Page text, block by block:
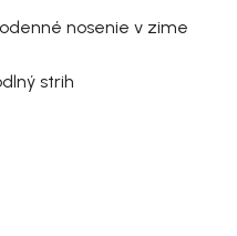
nosenie v zime
strih